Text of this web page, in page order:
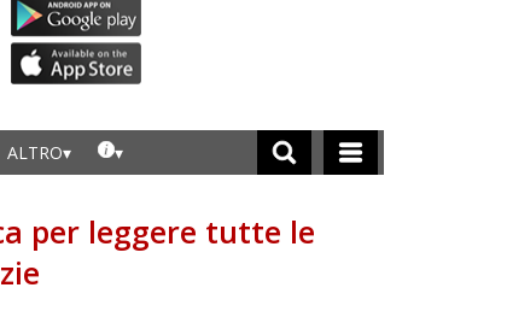
ALTRO
per leggere tutte le